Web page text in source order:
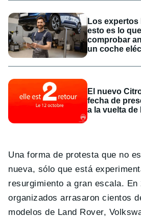
Los expertos
esto es lo
comprobar
un coche
El nuevo
fecha de
a la vuelta de
Una forma de protesta que no
nueva, sólo que está
resurgimiento a gran escala. En
organizados arrasaron cientos
modelos de Land Rover,